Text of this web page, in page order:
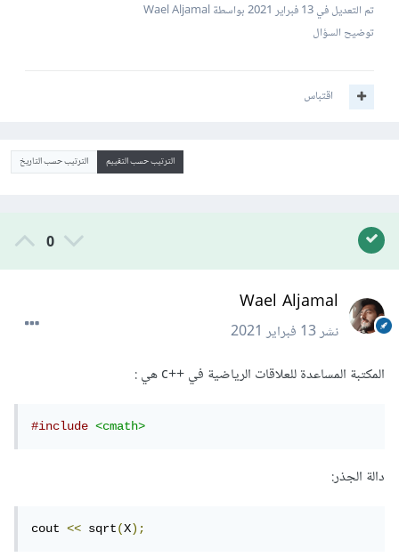
تم التعديل في13 فبراير 2021
بواسطة Wael Aljamal
توضيح السؤال
اقتباس
الترتيب حسب التقييم الترتيب حسب التاريخ
0
Wael Aljamal
نشر13 فبراير 2021
المكتبة المساعدة للعلاقات الرياضية في ++c هي :
#include <cmath>
دالة الجذر:
cout << sqrt(X);